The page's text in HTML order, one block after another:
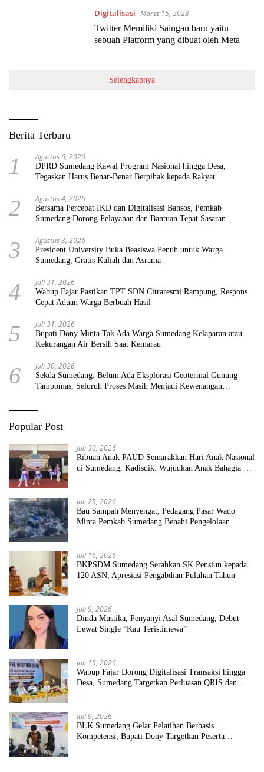
Digitalisasi Maret 15, 2023
Twitter Memiliki Saingan baru yaitu
sebuah Platform yang dibuat oleh Meta
Selengkapnya
Berita Terbaru
1 Agustus 6, 2026
DPRD Sumedang Kawal Program Nasional hingga Desa,
Tegaskan Harus Benar-Benar Berpihak kepada Rakyat
2 Agustus 4, 2026
Bersama Percepat IKD dan Digitalisasi Bansos, Pemkab
Sumedang Dorong Pelayanan dan Bantuan Tepat Sasaran
3 Agustus 3, 2026
President University Buka Beasiswa Penuh untuk Warga
Sumedang, Gratis Kuliah dan Asrama
4 Juli 31, 2026
Wabup Fajar Pastikan TPT SDN Citraresmi Rampung, Respons
Cepat Aduan Warga Berbuah Hasil
5 Juli 31, 2026
Bupati Dony Minta Tak Ada Warga Sumedang Kelaparan atau
Kekurangan Air Bersih Saat Kemarau
6 Juli 30, 2026
Sekda Sumedang: Belum Ada Eksplorasi Geotermal Gunung
Tampomas, Seluruh Proses Masih Menjadi Kewenangan
Popular Post
Juli 30, 2026
Ribuan Anak PAUD Semarakkan Hari Anak Nasional
di Sumedang, Kadisdik: Wujudkan Anak Bahagia dan
Juli 25, 2026
Bau Sampah Menyengat, Pedagang Pasar Wado
Minta Pemkab Sumedang Benahi Pengelolaan
Juli 16, 2026
BKPSDM Sumedang Serahkan SK Pensiun kepada
120 ASN, Apresiasi Pengabdian Puluhan Tahun
Juli 9, 2026
Dinda Mustika, Penyanyi Asal Sumedang, Debut
Lewat Single “Kau Teristimewa”
Juli 15, 2026
Wabup Fajar Dorong Digitalisasi Transaksi hingga
Desa, Sumedang Targetkan Perluasan QRIS dan
Juli 9, 2026
BLK Sumedang Gelar Pelatihan Berbasis
Kompetensi, Bupati Dony Targetkan Peserta